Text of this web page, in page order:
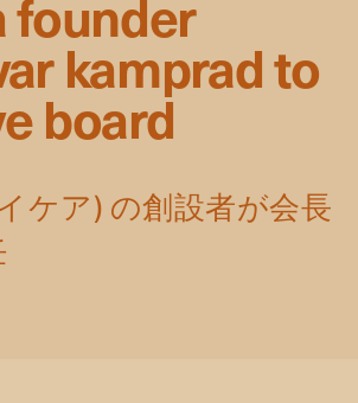
kamprad to
board